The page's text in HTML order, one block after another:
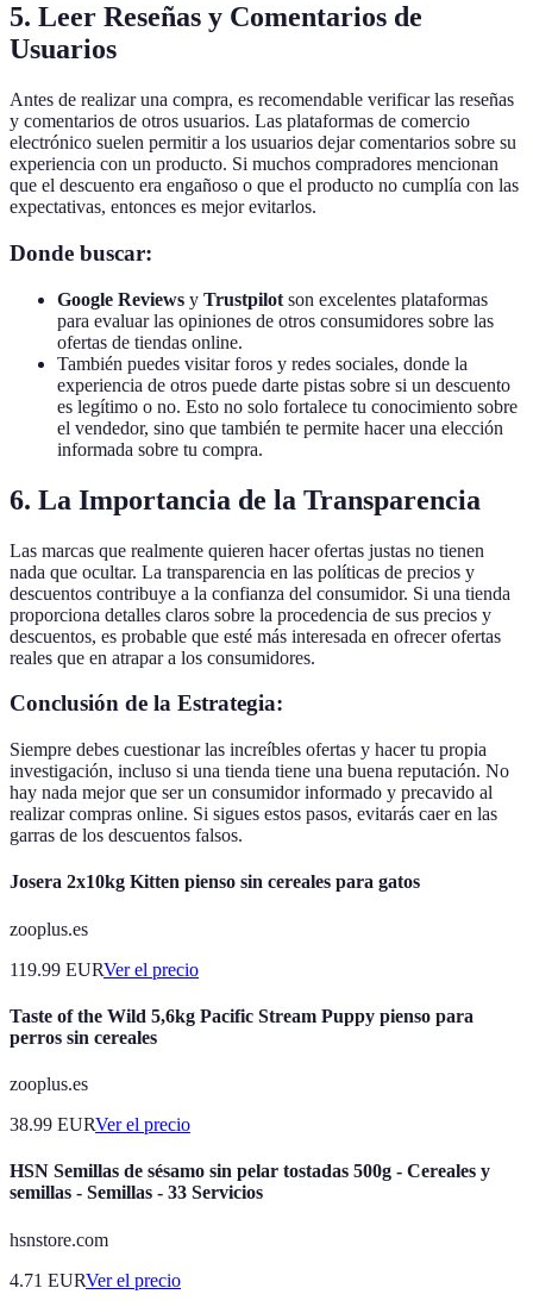
5. Leer Reseñas y Comentarios de
Usuarios
Antes de realizar una compra, es recomendable verificar las reseñas
y comentarios de otros usuarios. Las plataformas de comercio
electrónico suelen permitir a los usuarios dejar comentarios sobre su
experiencia con un producto. Si muchos compradores mencionan
que el descuento era engañoso o que el producto no cumplía con las
expectativas, entonces es mejor evitarlos.
Donde buscar:
Google Reviews y Trustpilot son excelentes plataformas
para evaluar las opiniones de otros consumidores sobre las
ofertas de tiendas online.
También puedes visitar foros y redes sociales, donde la
experiencia de otros puede darte pistas sobre si un descuento
es legítimo o no. Esto no solo fortalece tu conocimiento sobre
el vendedor, sino que también te permite hacer una elección
informada sobre tu compra.
6. La Importancia de la Transparencia
Las marcas que realmente quieren hacer ofertas justas no tienen
nada que ocultar. La transparencia en las políticas de precios y
descuentos contribuye a la confianza del consumidor. Si una tienda
proporciona detalles claros sobre la procedencia de sus precios y
descuentos, es probable que esté más interesada en ofrecer ofertas
reales que en atrapar a los consumidores.
Conclusión de la Estrategia:
Siempre debes cuestionar las increíbles ofertas y hacer tu propia
investigación, incluso si una tienda tiene una buena reputación. No
hay nada mejor que ser un consumidor informado y precavido al
realizar compras online. Si sigues estos pasos, evitarás caer en las
garras de los descuentos falsos.
Josera 2x10kg Kitten pienso sin cereales para gatos
zooplus.es
119.99 EURVer el precio
Taste of the Wild 5,6kg Pacific Stream Puppy pienso para
perros sin cereales
zooplus.es
38.99 EURVer el precio
HSN Semillas de sésamo sin pelar tostadas 500g - Cereales y
semillas - Semillas - 33 Servicios
hsnstore.com
4.71 EURVer el precio